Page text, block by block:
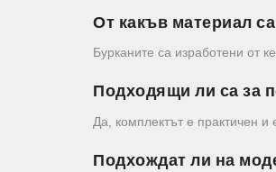
От какъв материал
Бурканите са изработени от
Подходящи ли са за
Да, комплектът е практичен
Подхождат ли на